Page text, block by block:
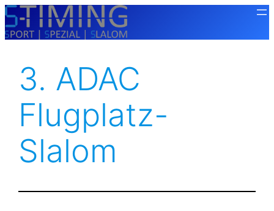
Zum
Inhalt
3. ADAC
Flugplatz-
Slalom